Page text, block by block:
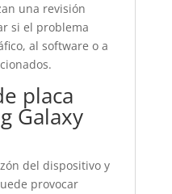
una revisión
si el problema
al software o a
placa
Galaxy
del dispositivo y
provocar